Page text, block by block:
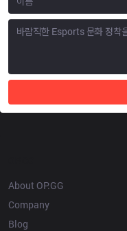
About OP.GG
Company
Blog